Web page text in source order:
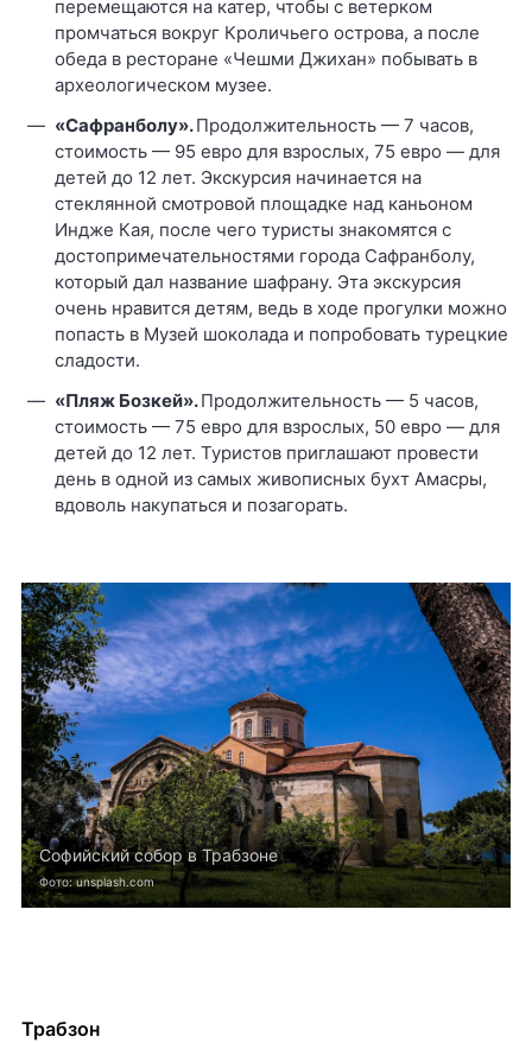
перемещаются на катер, чтобы с ветерком
промчаться вокруг Кроличьего острова, а после
обеда в ресторане «Чешми Джихан» побывать в
археологическом музее.
«Сафранболу».Продолжительность — 7 часов,
стоимость — 95 евро для взрослых, 75 евро — для
детей до 12 лет. Экскурсия начинается на
стеклянной смотровой площадке над каньоном
Индже Кая, после чего туристы знакомятся с
достопримечательностями города Сафранболу,
который дал название шафрану. Эта экскурсия
очень нравится детям, ведь в ходе прогулки можно
попасть в Музей шоколада и попробовать турецкие
сладости.
«Пляж Бозкей».Продолжительность — 5 часов,
стоимость — 75 евро для взрослых, 50 евро — для
детей до 12 лет. Туристов приглашают провести
день в одной из самых живописных бухт Амасры,
вдоволь накупаться и позагорать.
Софийский собор в Трабзоне
Фото: unsplash.com
Трабзон